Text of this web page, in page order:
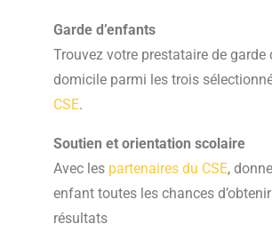
Garde d’enfants
Trouvez votre prestataire de garde
domicile parmi les trois
CSE.
Soutien et orientation scolaire
Avec les partenaires du CSE,
enfant toutes les chances
résultats